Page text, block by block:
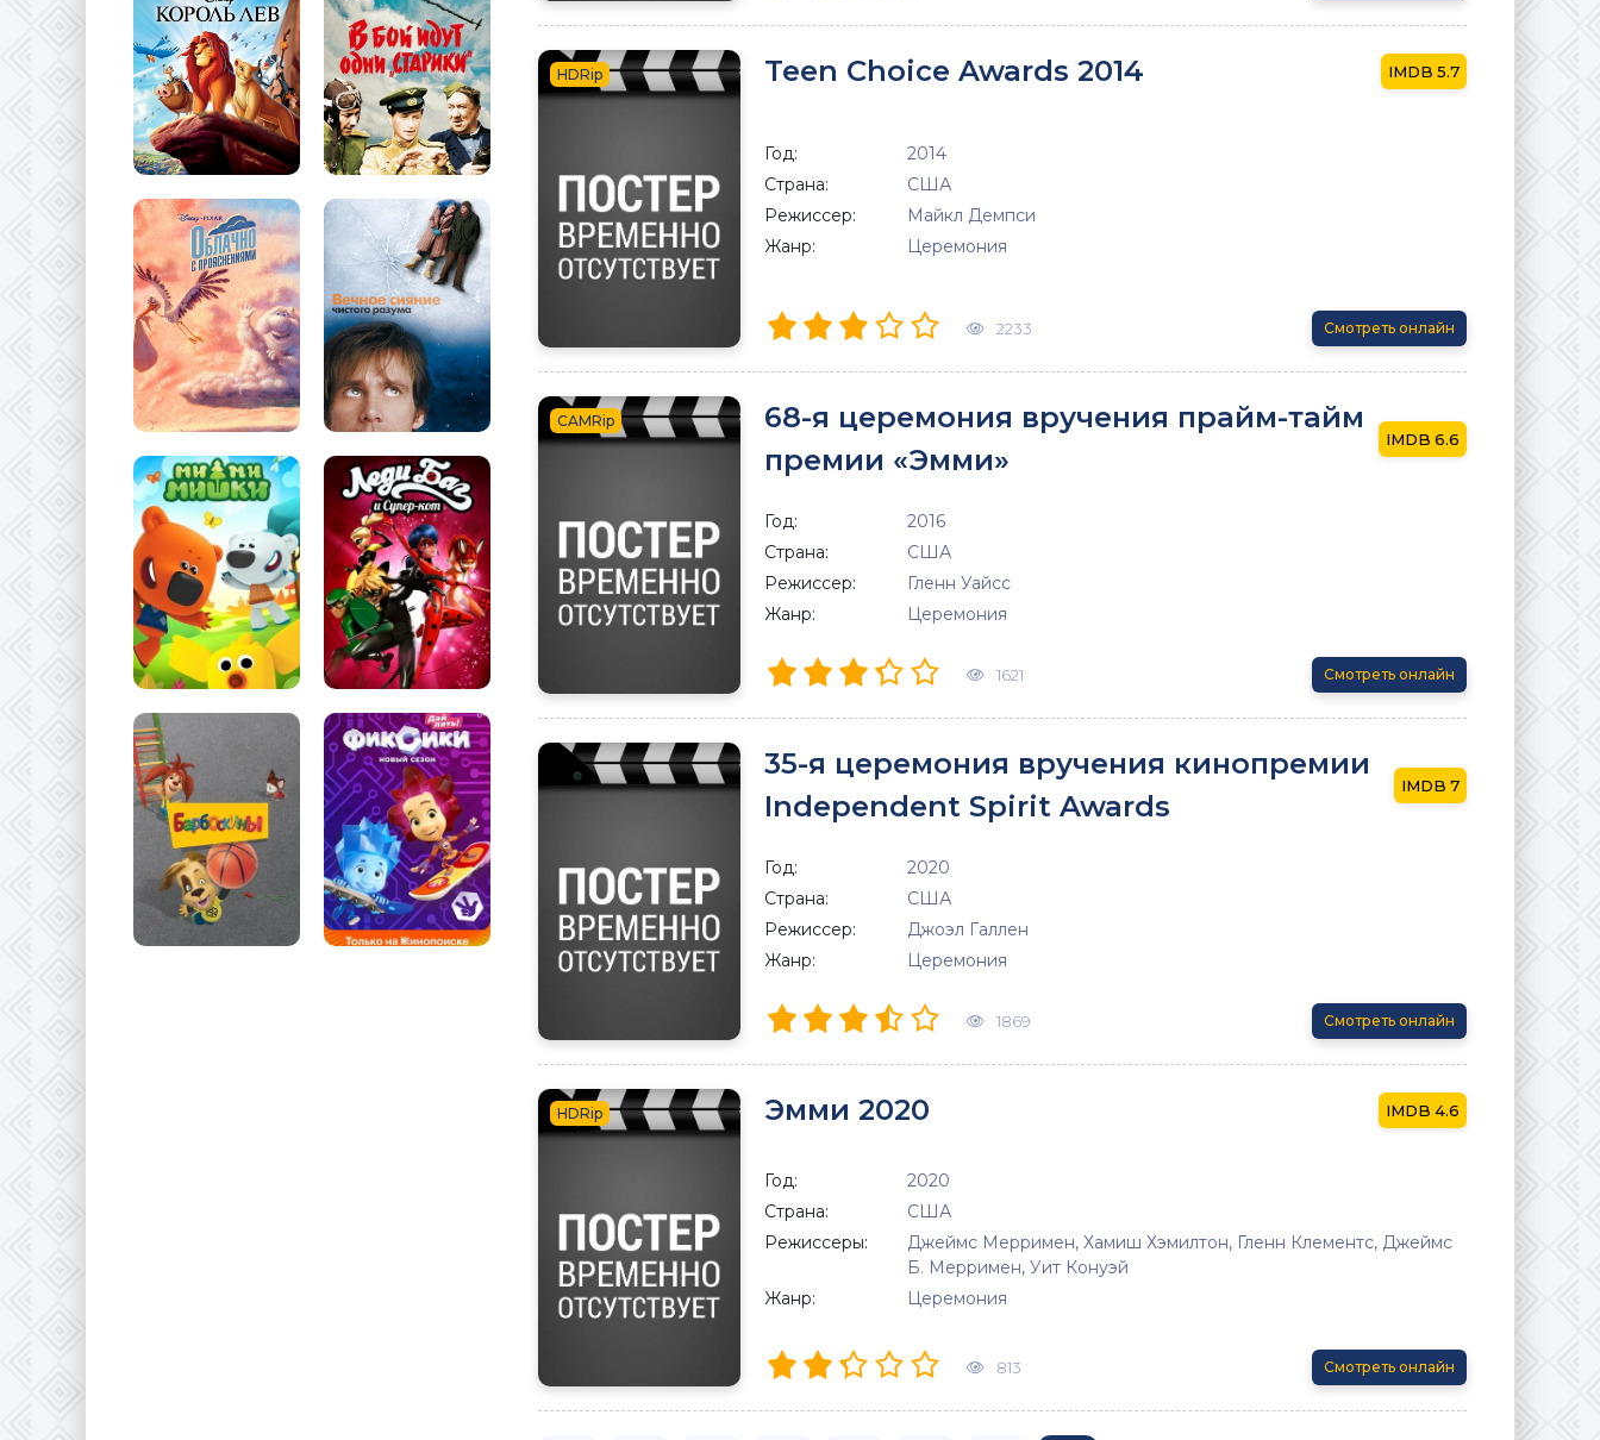
HDRip Teen Choice Awards 2014 5.7
Год:
2014
Страна:
США
Режиссер:
Майкл Демпси
Жанр:
Церемония
2233 Смотреть онлайн
CAMRip
68-я церемония вручения прайм-тайм
премии «Эмми»
6.6
Год:
2016
Страна:
США
Режиссер:
Гленн Уайсс
Жанр:
Церемония
1621 Смотреть онлайн
35-я церемония вручения кинопремии
Independent Spirit Awards
7
Год:
2020
Страна:
США
Режиссер:
Джоэл Галлен
Жанр:
Церемония
1869 Смотреть онлайн
HDRip Эмми 2020 4.6
Год:
2020
Страна:
США
Режиссеры:
Джеймс Мерримен, Хамиш Хэмилтон, Гленн Клементс, Джеймс
Б. Мерримен, Уит Конуэй
Жанр:
Церемония
813 Смотреть онлайн